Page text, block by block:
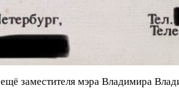
заместителя мэра Владимира